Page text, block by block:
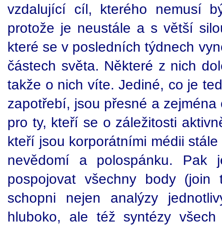
vzdalující cíl, kterého nemusí
protože je neustále a s větší
které se v posledních týdnech
částech světa. Některé z nich
takže o nich víte. Jediné, co je
zapotřebí, jsou přesné a
pro ty, kteří se o záležitosti
kteří jsou korporátními médii
nevědomí a polospánku. Pak
pospojovat všechny body
schopni nejen analýzy
hluboko, ale též syntézy